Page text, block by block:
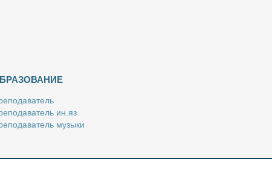
ин.яз
му­зы­ки